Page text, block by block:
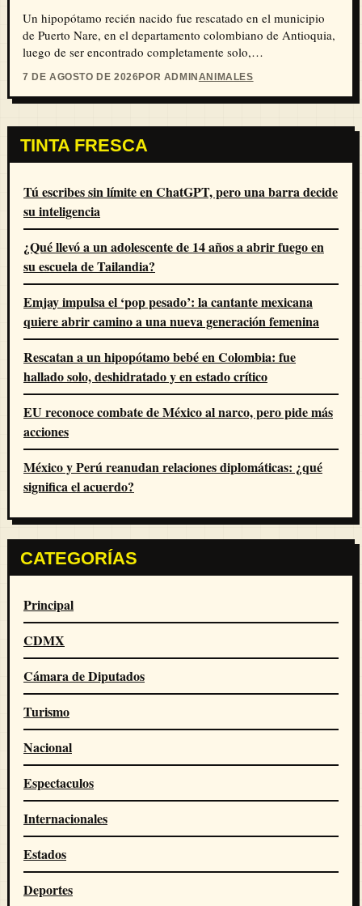
Un hipopótamo recién nacido fue rescatado en el municipio
de Puerto Nare, en el departamento colombiano de Antioquia,
luego de ser encontrado completamente solo,…
7 DE AGOSTO DE 2026POR ADMINANIMALES
TINTA FRESCA
Tú escribes sin límite en ChatGPT, pero una barra decide
su inteligencia
¿Qué llevó a un adolescente de 14 años a abrir fuego en
su escuela de Tailandia?
Emjay impulsa el ‘pop pesado’: la cantante mexicana
quiere abrir camino a una nueva generación femenina
Rescatan a un hipopótamo bebé en Colombia: fue
hallado solo, deshidratado y en estado crítico
EU reconoce combate de México al narco, pero pide más
acciones
México y Perú reanudan relaciones diplomáticas: ¿qué
significa el acuerdo?
CATEGORÍAS
Principal
CDMX
Cámara de Diputados
Turismo
Nacional
Espectaculos
Internacionales
Estados
Deportes